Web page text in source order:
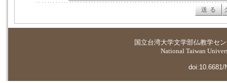
国立台湾大学文学部仏教学セ
National Taiwan
doi:10.6681/